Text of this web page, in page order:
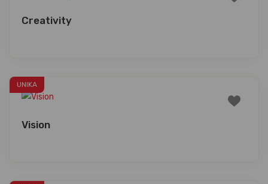
Creativity
UNIKA
Vision